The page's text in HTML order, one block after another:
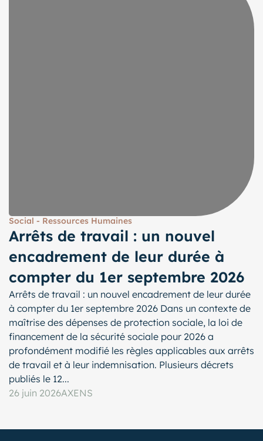
Social - Ressources Humaines
Arrêts de travail : un nouvel
encadrement de leur durée à
compter du 1er septembre 2026
Arrêts de travail : un nouvel encadrement de leur durée
à compter du 1er septembre 2026 Dans un contexte de
maîtrise des dépenses de protection sociale, la loi de
financement de la sécurité sociale pour 2026 a
profondément modifié les règles applicables aux arrêts
de travail et à leur indemnisation. Plusieurs décrets
publiés le 12...
26 juin 2026AXENS